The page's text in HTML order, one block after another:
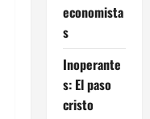
economista
s
Inoperante
s: El paso
cristo